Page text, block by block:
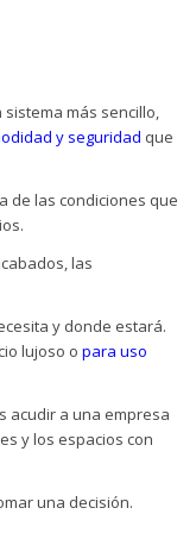
más sencillo,
y seguridad que
de las condiciones que
las
y donde estará.
lujoso o para uso
acudir a una empresa
y los espacios con
una decisión.